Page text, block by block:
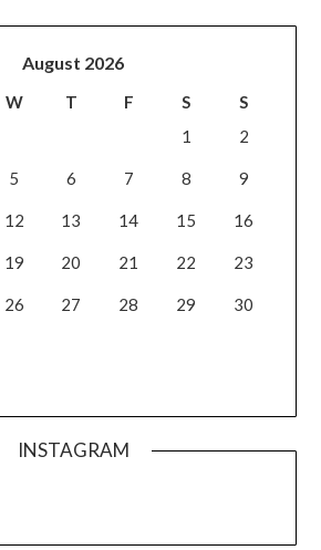
August 2026
W T F S
S
1
2
5 6 7 8 9
12 13 14 15 16
19 20 21 22 23
26 27 28 29 30
INSTAGRAM